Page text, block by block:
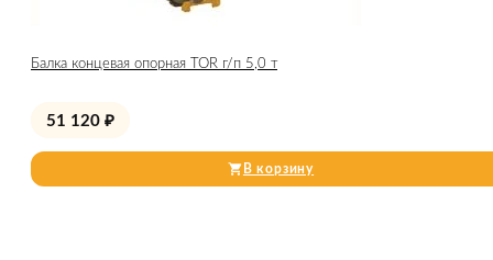
Балка концевая опорная TOR г/п 5,0 т
51 120 ₽
В корзину